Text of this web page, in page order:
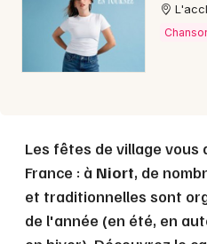
Je
Les fêtes de village
France : à Niort, de
et traditionnelles sont
de l'année (en été, en